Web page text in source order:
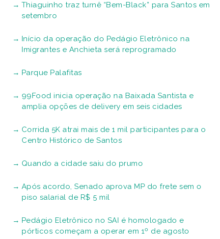
Thiaguinho traz turnê “Bem-Black” para Santos em
setembro
Início da operação do Pedágio Eletrônico na
Imigrantes e Anchieta será reprogramado
Parque Palafitas
99Food inicia operação na Baixada Santista e
amplia opções de delivery em seis cidades
Corrida 5K atrai mais de 1 mil participantes para o
Centro Histórico de Santos
Quando a cidade saiu do prumo
Após acordo, Senado aprova MP do frete sem o
piso salarial de R$ 5 mil
Pedágio Eletrônico no SAI é homologado e
pórticos começam a operar em 1º de agosto